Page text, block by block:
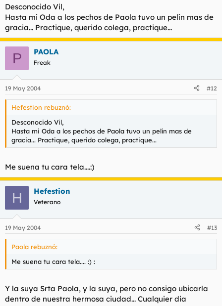
Desconocido Vil,
Hasta mi Oda a los pechos de Paola tuvo un pelín mas de
gracia... Practique, querido colega, practique...
P PAOLA
Freak
19 May 2004 #12
Hefestion rebuznó:
Desconocido Vil,
Hasta mi Oda a los pechos de Paola tuvo un pelín mas de
gracia... Practique, querido colega, practique...
Me suena tu cara tela....:)
H Hefestion
Veterano
19 May 2004 #13
Paola rebuznó:
Me suena tu cara tela.... :) :
Y la suya Srta Paola, y la suya, pero no consigo ubicarla
dentro de nuestra hermosa ciudad... Cualquier dia